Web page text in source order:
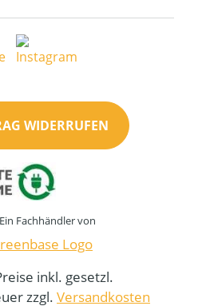
WIDERRUFEN
Ein Fachhändler von
inkl. gesetzl.
zzgl. Versandkosten